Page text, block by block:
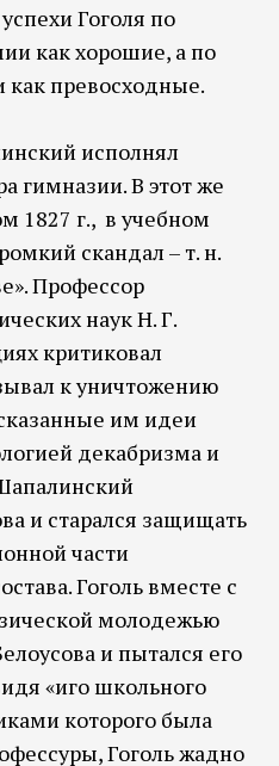
Гоголя по
как хорошие, а по
как превосходные.
исполнял
гимназии. В этот же
1827 г., в учебном
скандал – т. н.
Профессор
наук Н. Г.
критиковал
к уничтожению
им идеи
декабризма и
и старался защищать
части
Гоголь вместе с
молодежью
и пытался его
«иго школьного
которого была
Гоголь жадно